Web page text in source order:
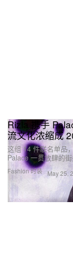
Fashion 时装
Rizla 携手
流文化浓缩成
这组 14 件联名单品
Palace 一贯放肆的
May 25,